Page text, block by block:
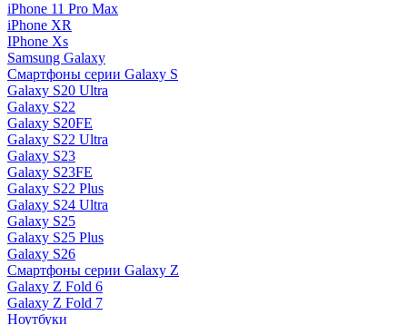
iPhone 11 Pro Max
iPhone XR
IPhone Xs
Samsung Galaxy
Смартфоны серии Galaxy S
Galaxy S20 Ultra
Galaxy S22
Galaxy S20FE
Galaxy S22 Ultra
Galaxy S23
Galaxy S23FE
Galaxy S22 Plus
Galaxy S24 Ultra
Galaxy S25
Galaxy S25 Plus
Galaxy S26
Смартфоны серии Galaxy Z
Galaxy Z Fold 6
Galaxy Z Fold 7
Ноутбуки